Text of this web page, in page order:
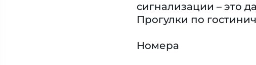
сигнализации – это
Прогулки по
Номера